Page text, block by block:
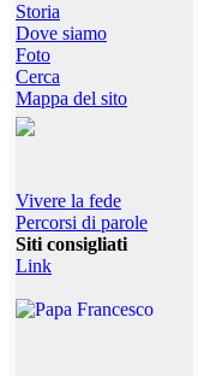
Storia
Dove siamo
Foto
Cerca
Mappa del sito
Vivere la fede
Percorsi di parole
Siti consigliati
Link